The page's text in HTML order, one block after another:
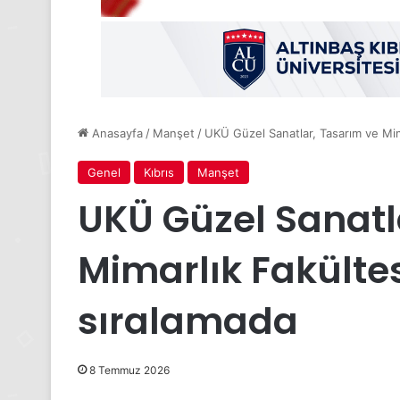
Anasayfa/ Manşet / UKÜ Güzel Sanatlar, Tasarım ve
Genel Kıbrıs Manşet
UKÜ Güzel
Mimarlık
sıralamada
8 Temmuz 2026